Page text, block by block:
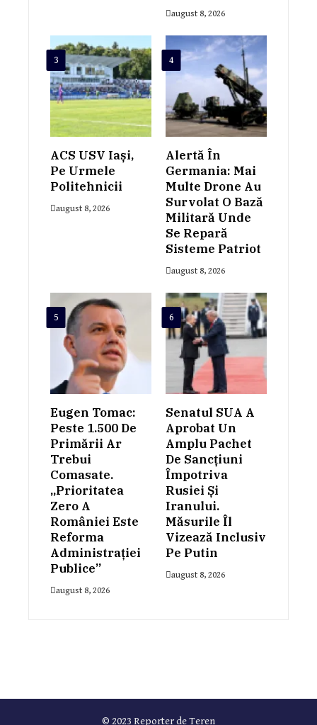
august 8, 2026
3
ACS USV Iași,
Pe Urmele
Politehnicii
august 8, 2026
4
Alertă În
Germania: Mai
Multe Drone Au
Survolat O Bază
Militară Unde
Se Repară
Sisteme Patriot
august 8, 2026
5
Eugen Tomac:
Peste 1.500 De
Primării Ar
Trebui
Comasate.
„Prioritatea
Zero A
României Este
Reforma
Administrației
Publice”
august 8, 2026
6
Senatul SUA A
Aprobat Un
Amplu Pachet
De Sancțiuni
Împotriva
Rusiei Și
Iranului.
Măsurile Îl
Vizează Inclusiv
Pe Putin
august 8, 2026
© 2023 Reporter de Teren